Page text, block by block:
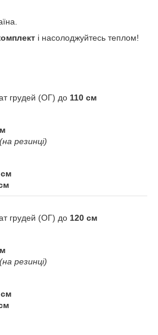
і насолоджуйтесь теплом!
грудей (ОГ) до 110 см
(на резинці)
грудей (ОГ) до 120 см
(на резинці)